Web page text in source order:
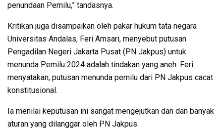
penundaan Pemilu,” tandasnya.
Kritikan juga disampaikan oleh pakar hukum tata negara
Universitas Andalas, Feri Amsari, menyebut putusan
Pengadilan Negeri Jakarta Pusat (PN Jakpus) untuk
menunda Pemilu 2024 adalah tindakan yang aneh. Feri
menyatakan, putusan menunda pemilu dari PN Jakpus cacat
konstitusional.
Ia menilai keputusan ini sangat mengejutkan dan dan banyak
aturan yang dilanggar oleh PN Jakpus.